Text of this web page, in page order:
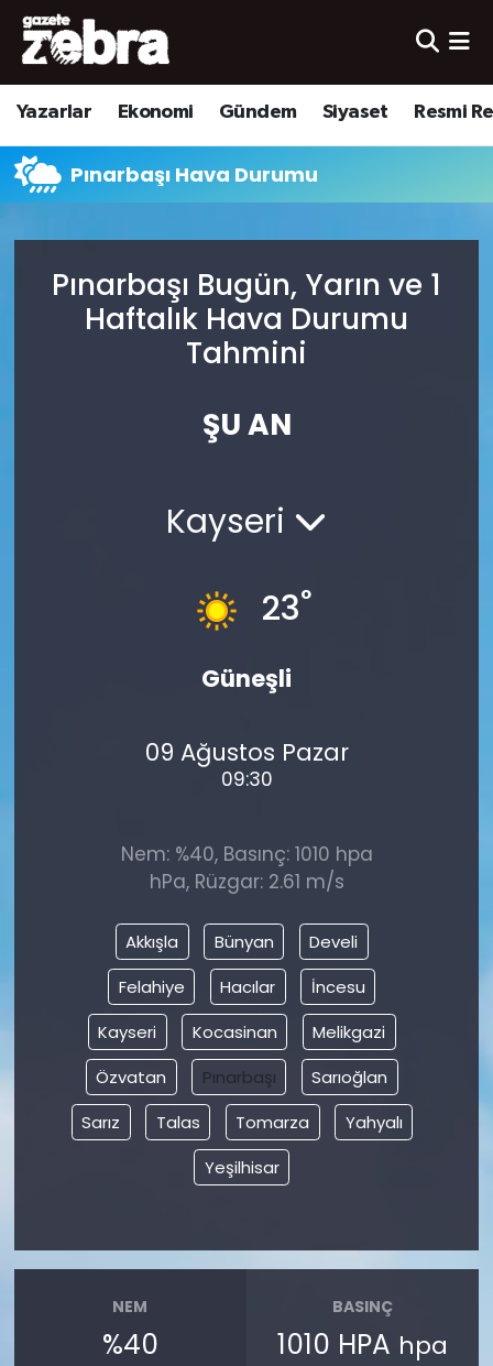
Yazarlar Ekonomi Gündem Siyaset Resmi
Pınarbaşı Hava Durumu
Pınarbaşı Bugün, Yarın ve 1
Haftalık Hava Durumu
Tahmini
ŞU AN
Kayseri
23°
Güneşli
09 Ağustos Pazar
09:30
Nem: %40, Basınç: 1010 hpa
hPa, Rüzgar: 2.61 m/s
Akkışla Bünyan
Develi
Felahiye
Hacılar
İncesu
Kayseri
Kocasinan
Melikgazi
Özvatan
Pınarbaşı
Sarıoğlan
Sarız
Talas Tomarza
Yahyalı
Yeşilhisar
NEM
%40
BASINÇ
1010 HPA hpa
Yazarlar
Ekonomi
Kültür-Sanat
Spor
Nöbetçi Eczaneler
Hava Durumu
Trafik Durumu
Tüm Manşetler
Son Dakika Haberleri